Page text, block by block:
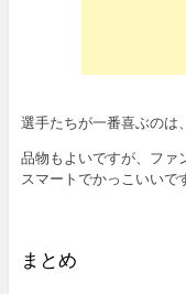
選手たちが一番喜ぶのは
品物もよいですが、ファ
スマートでかっこいいで
まとめ